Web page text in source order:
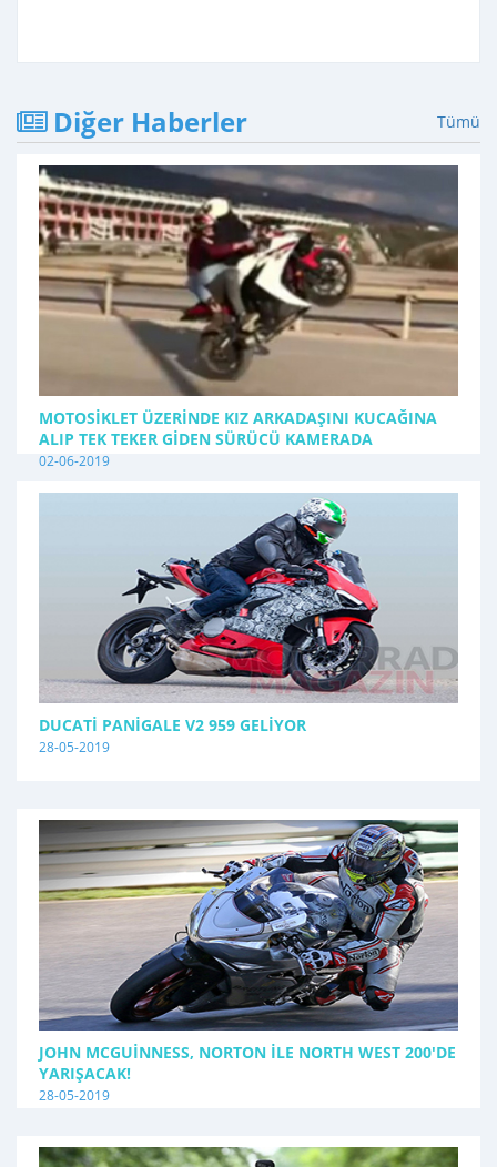
Diğer Haberler Tümü
MOTOSIKLET ÜZERINDE KIZ ARKADAŞINI KUCAĞINA
ALIP TEK TEKER GIDEN SÜRÜCÜ KAMERADA
02-06-2019
DUCATI PANIGALE V2 959 GELIYOR
28-05-2019
JOHN MCGUINNESS, NORTON İLE NORTH WEST 200'DE
YARIŞACAK!
28-05-2019